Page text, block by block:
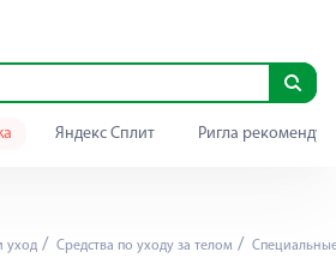
Яндекс Сплит Ригла
уход Средства по уходу за телом